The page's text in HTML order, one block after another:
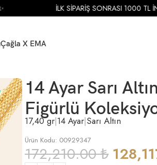
Çağla X EMA
14 Ayar Sarı
Figürlü
17,40 gr|14 Ayar|Sarı Altın
Ürün Kodu: 00929347
172,210.00₺
İLK SİPARİŞ SONRASI 1000 TL